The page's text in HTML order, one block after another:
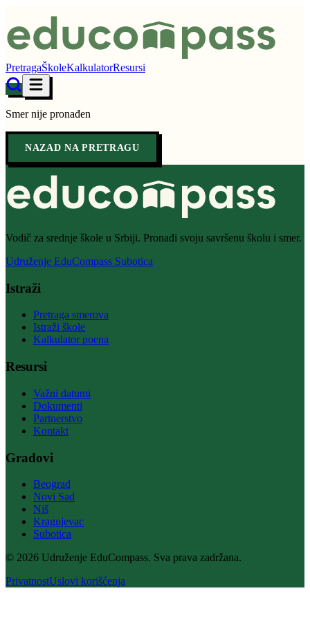
PretragaŠkoleKalkulatorResursi
Smer nije pronađen
NAZAD NA PRETRAGU
Vodič za srednje škole u Srbiji. Pronađi svoju savršenu školu i smer.
Udruženje EduCompass Subotica
Istraži
Pretraga smerova
Istraži škole
Kalkulator poena
Resursi
Važni datumi
Dokumenti
Partnerstvo
Kontakt
Gradovi
Beograd
Novi Sad
Niš
Kragujevac
Subotica
© 2026 Udruženje EduCompass. Sva prava zadržana.
PrivatnostUslovi korišćenja